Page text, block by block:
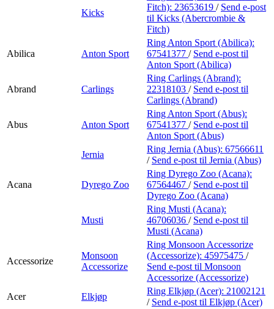
Kicks
Fitch): 23653619 / Send e-post
til Kicks (Abercrombie &
Fitch)
Abilica Anton Sport
Ring Anton Sport (Abilica):
67541377 / Send e-post til
Anton Sport (Abilica)
Abrand Carlings
Ring Carlings (Abrand):
22318103 / Send e-post til
Carlings (Abrand)
Abus Anton Sport
Ring Anton Sport (Abus):
67541377 / Send e-post til
Anton Sport (Abus)
Jernia
Ring Jernia (Abus): 67566611
/ Send e-post til Jernia (Abus)
Acana Dyrego Zoo
Ring Dyrego Zoo (Acana):
67564467 / Send e-post til
Dyrego Zoo (Acana)
Musti
Ring Musti (Acana):
46706036 / Send e-post til
Musti (Acana)
Accessorize
Monsoon
Accessorize
Ring Monsoon Accessorize
(Accessorize): 45975475 /
Send e-post til Monsoon
Accessorize (Accessorize)
Acer
Elkjøp
Ring Elkjøp (Acer): 21002121
/ Send e-post til Elkjøp (Acer)